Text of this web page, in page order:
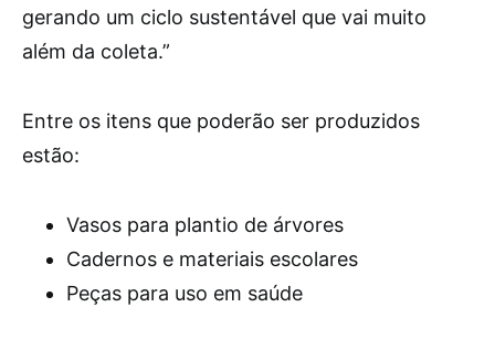
gerando um ciclo sustentável que vai muito
além da coleta.”
Entre os itens que poderão ser produzidos
estão:
Vasos para plantio de árvores
Cadernos e materiais escolares
Peças para uso em saúde